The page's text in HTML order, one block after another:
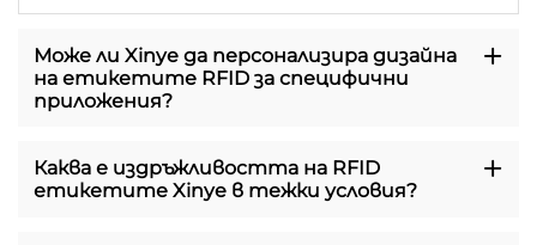
Може ли Xinye да персонализира дизайна
на етикетите RFID за специфични
приложения?
Каква е издръжливостта на RFID
етикетите Xinye в тежки условия?